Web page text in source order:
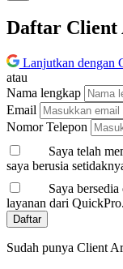
Daftar Client
Lanjutkan dengan
atau
Nama lengkap
Email
Nomor Telepon
Saya telah
saya berusia
Saya
layanan dari QuickPro.
Daftar
Sudah punya Client